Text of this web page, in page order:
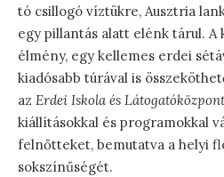
tó csillogó víztükre, Ausztria
egy pillantás alatt elénk tárul. A
élmény, egy kellemes erdei
kiadósabb túrával is
az Erdei Iskola és Látogatóközpont
kiállításokkal és programokkal
felnőtteket, bemutatva a helyi
sokszínűségét.